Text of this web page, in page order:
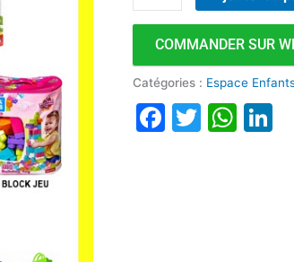
COMMANDER SUR
Catégories : Espace
Facebook
Twitter